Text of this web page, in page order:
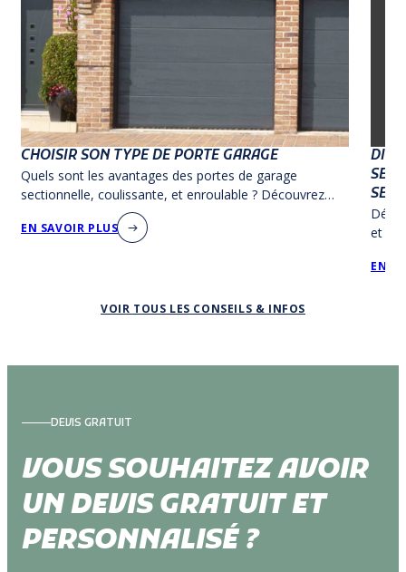
CHOISIR SON TYPE DE PORTE GARAGE
Quels sont les avantages des portes de garage
sectionnelle, coulissante, et enroulable ? Découvrez
nos conseils pour bien choisir votre type de porte de
garage !
EN SAVOIR PLUS
et les
qui
EN
VOIR TOUS LES CONSEILS & INFOS
DEVIS GRATUIT
VOUS SOUHAITEZ AVOIR
UN DEVIS GRATUIT ET
PERSONNALISÉ ?